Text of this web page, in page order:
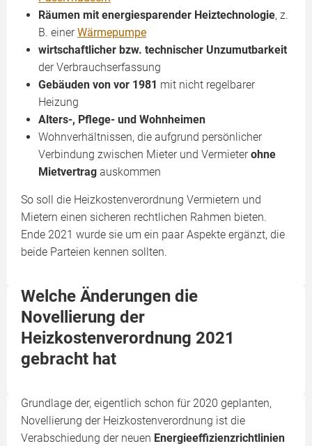
Räumen mit energiesparender Heiztechnologie, z.
B. einerWärmepumpe
wirtschaftlicher bzw. technischer Unzumutbarkeit
der Verbrauchserfassung
Gebäuden von vor 1981 mit nicht regelbarer
Heizung
Alters-, Pflege- und Wohnheimen
Wohnverhältnissen, die aufgrund persönlicher
Verbindung zwischen Mieter und Vermieterohne
Mietvertrag auskommen
So soll die Heizkostenverordnung Vermietern und
Mietern einen sicheren rechtlichen Rahmen bieten.
Ende 2021 wurde sie um ein paar Aspekte ergänzt, die
beide Parteien kennen sollten.
Welche Änderungen die
Novellierung der
Heizkostenverordnung 2021
gebracht hat
Grundlage der, eigentlich schon für 2020 geplanten,
Novellierung der Heizkostenverordnung ist die
Verabschiedung der neuen Energieeffizienzrichtlinien